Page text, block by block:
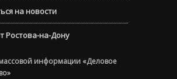
на новости
Ростова-на-Дону
информации «Деловое